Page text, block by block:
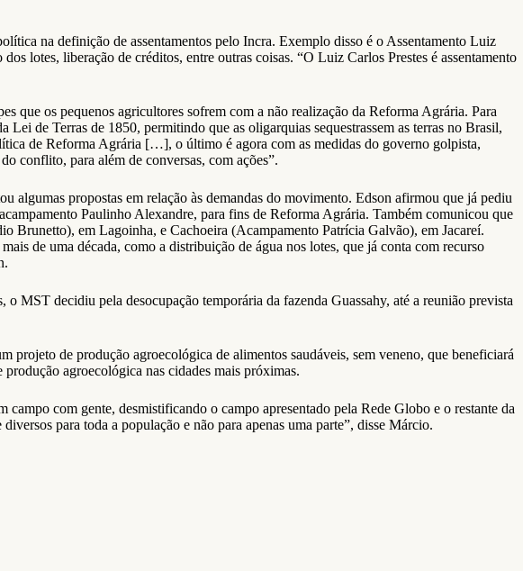
na definição de assentamentos pelo Incra. Exemplo disso é o Assentamento Luiz
lotes, liberação de créditos, entre outras coisas. “O Luiz Carlos Prestes é assentamento
que os pequenos agricultores sofrem com a não realização da Reforma Agrária. Para
de Terras de 1850, permitindo que as oligarquias sequestrassem as terras no Brasil,
de Reforma Agrária […], o último é agora com as medidas do governo golpista,
conflito, para além de conversas, com ações”.
algumas propostas em relação às demandas do movimento. Edson afirmou que já pediu
Paulinho Alexandre, para fins de Reforma Agrária. Também comunicou que
Brunetto), em Lagoinha, e Cachoeira (Acampamento Patrícia Galvão), em Jacareí.
de uma década, como a distribuição de água nos lotes, que já conta com recurso
MST decidiu pela desocupação temporária da fazenda Guassahy, até a reunião prevista
projeto de produção agroecológica de alimentos saudáveis, sem veneno, que beneficiará
agroecológica nas cidades mais próximas.
com gente, desmistificando o campo apresentado pela Rede Globo e o restante da
para toda a população e não para apenas uma parte”, disse Márcio.